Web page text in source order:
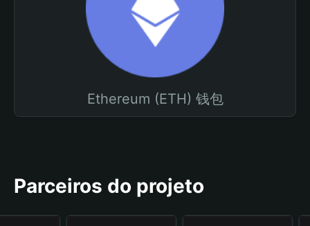
Ethereum (ETH) 钱包
Parceiros do projeto